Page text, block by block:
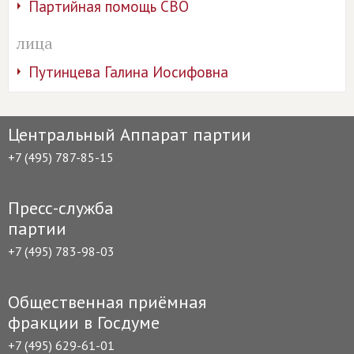
Партийная помощь СВО
лица
Путинцева Галина Иосифовна
Центральный Аппарат партии
+7 (495) 787-85-15
Пресс-служба
партии
+7 (495) 783-98-03
Общественная приёмная
фракции в Госдуме
+7 (495) 629-61-01